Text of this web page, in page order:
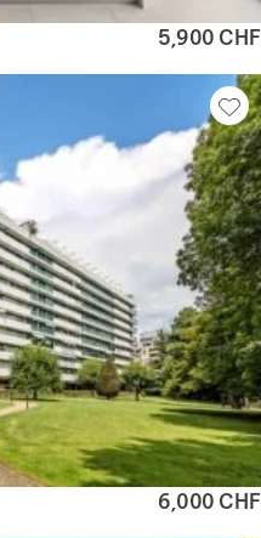
5,900 CHF
6,000 CHF